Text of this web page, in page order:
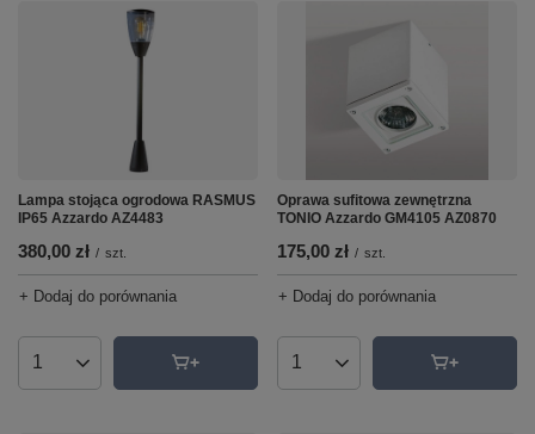
Lampa stojąca ogrodowa RASMUS
IP65 Azzardo AZ4483
380,00 zł / szt.
+ Dodaj do porównania
Ilość produktów
Oprawa sufitowa zewnętrzna
TONIO Azzardo GM4105 AZ0870
175,00 zł / szt.
+ Dodaj do porównania
Ilość produktów